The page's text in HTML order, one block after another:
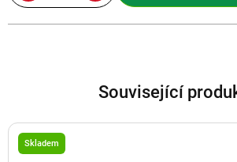
Související
Skladem